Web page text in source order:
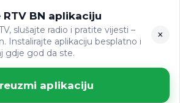
LAT
BN aplikaciju
slušajte radio i pratite vijesti –
Instalirajte aplikaciju besplatno i
gdje god da ste.
×
aplikaciju
БН Радио